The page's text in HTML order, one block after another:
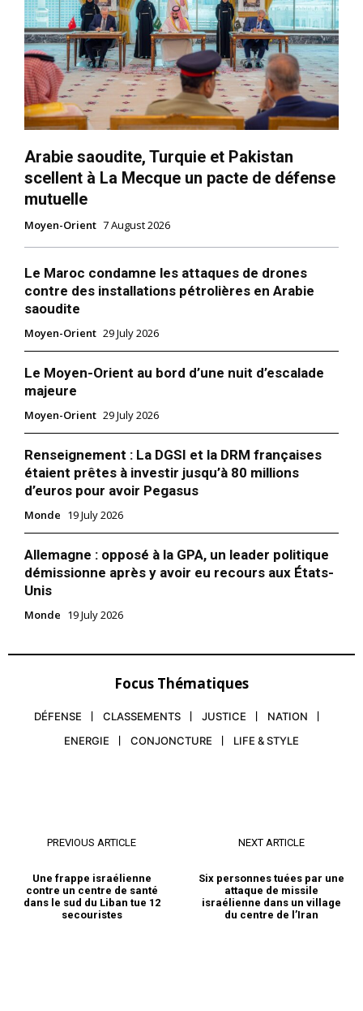
Arabie saoudite, Turquie et Pakistan
scellent à La Mecque un pacte de défense
mutuelle
Moyen-Orient 7 August 2026
Le Maroc condamne les attaques de drones
contre des installations pétrolières en Arabie
saoudite
Moyen-Orient 29 July 2026
Le Moyen-Orient au bord d’une nuit d’escalade
majeure
Moyen-Orient 29 July 2026
Renseignement : La DGSI et la DRM françaises
étaient prêtes à investir jusqu’à 80 millions
d’euros pour avoir Pegasus
Monde 19 July 2026
Allemagne : opposé à la GPA, un leader politique
démissionne après y avoir eu recours aux États-
Unis
Monde 19 July 2026
Focus Thématiques
DÉFENSE CLASSEMENTS JUSTICE
NATION
ENERGIE
CONJONCTURE LIFE & STYLE
PREVIOUS ARTICLE
Une frappe israélienne
contre un centre de santé
dans le sud du Liban tue 12
secouristes
NEXT ARTICLE
Six personnes tuées par une
attaque de missile
israélienne dans un village
du centre de l’Iran